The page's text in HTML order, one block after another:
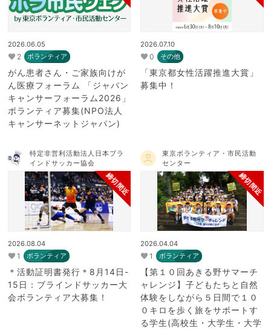
2026.06.05
2 ボランティア
がん患者さん・ご家族向けが
ん医療フォーラム 「ジャパン
キャンサーフォーラム2026」
ボランティア募集(NPO法人
キャンサーネットジャパン)
2026.07.10
0 その他
「東京都女性活躍推進大賞」
募集中！
特定非営利活動法人日本ブラ
インドサッカー協会
締切間近
2026.08.04
1 ボランティア
＊活動証明書発行＊8月14日-
15日：ブラインドサッカー大
会ボランティア大募集！
東京ボランティア・市民活動
センター
締切間近
2026.04.04
1 ボランティア
【第１０回あきる野サマーチ
ャレンジ】子どもたちと自然
体験をしながら５日間で１０
０キロを歩く旅をサポートす
る学生(高校生・大学生・大学